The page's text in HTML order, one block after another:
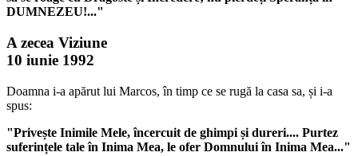
DUMNEZEU!..."
A zecea Viziune
10 iunie 1992
Doamna i-a apărut lui Marcos, în timp ce se rugă la casa sa, și i-a
spus:
"Privește Inimile Mele, încercuit de ghimpi și dureri.... Purtez
suferințele tale în Inima Mea, le ofer Domnului în Inima Mea..."